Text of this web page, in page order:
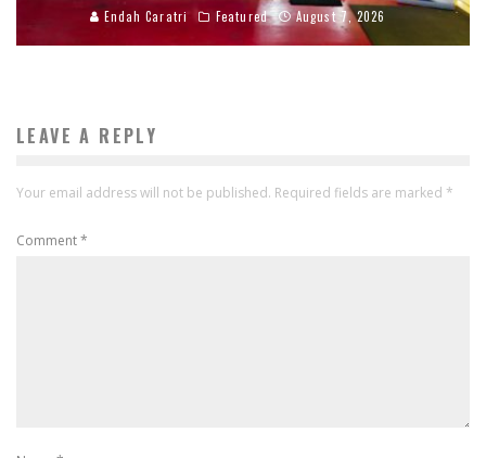
Endah Caratri Featured August 7, 2026
LEAVE A REPLY
Your email address will not be published. Required fields are marked *
Comment*